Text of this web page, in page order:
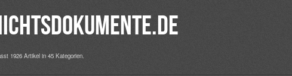
1926 Artikel in 45 Kategorien.